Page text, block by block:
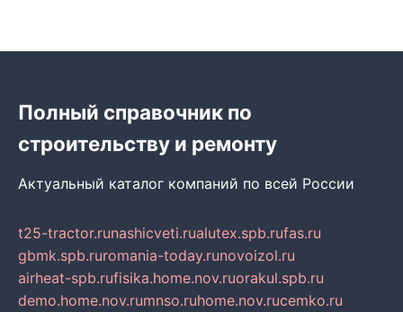
Полный справочник по
строительству и ремонту
Актуальный каталог компаний по всей России
t25-tractor.runashicveti.rualutex.spb.rufas.ru
gbmk.spb.ruromania-today.runovoizol.ru
airheat-spb.rufisika.home.nov.ruorakul.spb.ru
demo.home.nov.rumnso.ruhome.nov.rucemko.ru